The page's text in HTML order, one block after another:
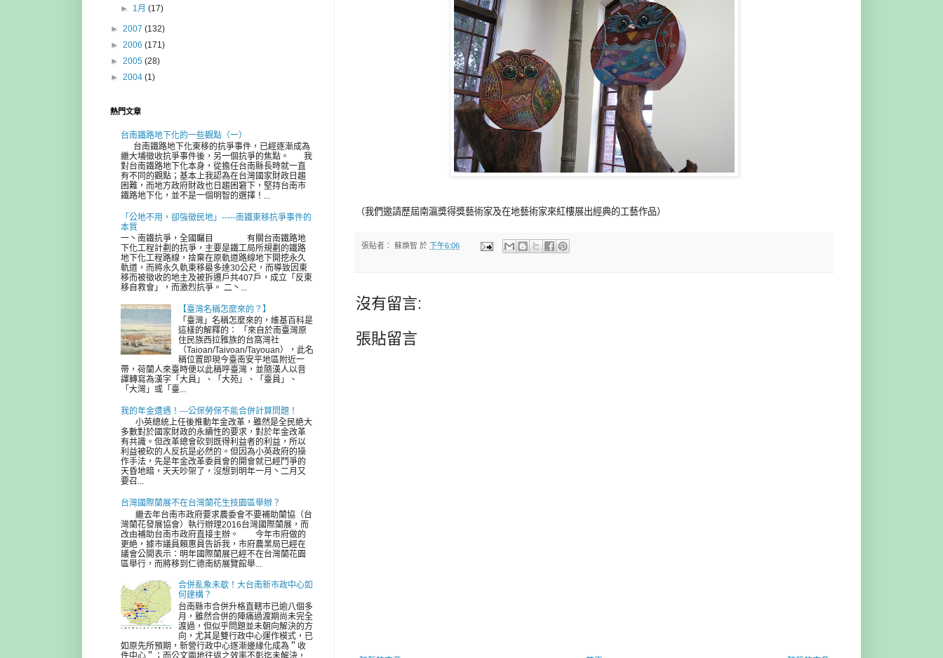
（我們邀請歷屆南瀛獎得獎藝術家及在地藝術家來紅樓展出經典的工藝作品）
張貼者： 蘇煥智 於 下午6:06
沒有留言:
張貼留言
► 1月(17)
► 2007 (132)
► 2006 (171)
► 2005 (28)
► 2004 (1)
熱門文章
台南鐵路地下化的一些觀點（一）
台南鐵路地下化東移的抗爭事件，已經逐漸成為
繼大埔徵收抗爭事件後，另一個抗爭的焦點。 我
對台南鐵路地下化本身，從擔任台南縣長時就一直
有不同的觀點；基本上我認為在台灣國家財政日趨
困難，而地方政府財政也日趨困窘下，堅持台南市
鐵路地下化，並不是一個明智的選擇！...
「公地不用，卻強徵民地」-----南鐵東移抗爭事件的
本質
一丶南鐵抗爭，全國矚目 有關台南鐵路地
下化工程計劃的抗爭，主要是鐵工局所規劃的鐵路
地下化工程路線，捨棄在原軌道路線地下開挖永久
軌道，而將永久軌東移最多達30公尺，而導致因東
移而被徵收的地主及被拆遷戶共407戶，成立「反東
移自救會」，而激烈抗爭。 二丶...
【臺灣名稱怎麼來的？】
「臺灣」名稱怎麼來的，維基百科是
這樣的解釋的： 「來自於南臺灣原
住民族西拉雅族的台窩灣社
（Taioan/Taivoan/Tayouan），此名
稱位置即現今臺南安平地區附近一
帶，荷蘭人來臺時便以此稱呼臺灣，並隨漢人以音
譯轉寫為漢字「大員」、「大苑」、「臺員」、
「大灣」或「臺...
我的年金遭遇！---公保勞保不能合併計算問題！
小英總統上任後推動年金改革，雖然是全民絶大
多數對於國家財政的永續性的要求，對於年金改革
有共識。但改革總會砍到既得利益者的利益，所以
利益被砍的人反抗是必然的。但因為小英政府的操
作手法，先是年金改革委員會的開會就已經鬥爭的
天昏地暗，天天吵架了，沒想到明年一月丶二月又
要召...
台灣國際蘭展不在台灣蘭花生技園區舉辦？
繼去年台南市政府要求農委會不要補助蘭協（台
灣蘭花發展協會）執行辦理2016台灣國際蘭展，而
改由補助台南市政府直接主辦。 今年市府做的
更絶，據市議員賴惠員告訴我，市府農業局已經在
議會公開表示：明年國際蘭展已經不在台灣蘭花園
區舉行，而將移到仁德南紡展覽館舉...
合併亂象未歇！大台南新市政中心如
何建構？
台南縣市合併升格直轄市已逾八個多
月，雖然合併的陣痛過渡期尚未完全
渡過，但似乎問題並未朝向解決的方
向，尤其是雙行政中心運作模式，已
如原先所預期，新營行政中心逐漸邊緣化成為＂收
件中心＂；而公文兩地往返之效率不彰迄未解決，